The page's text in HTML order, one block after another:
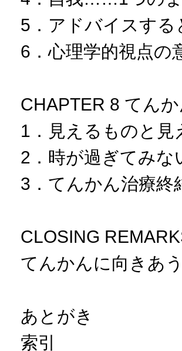
5．アドバイスする
6．心理学的視点の
CHAPTER 8 てん
1．見えるものと見
2．時が過ぎてみ
3．てんかん治療終
CLOSING
てんかんに向きあ
あとがき
索引